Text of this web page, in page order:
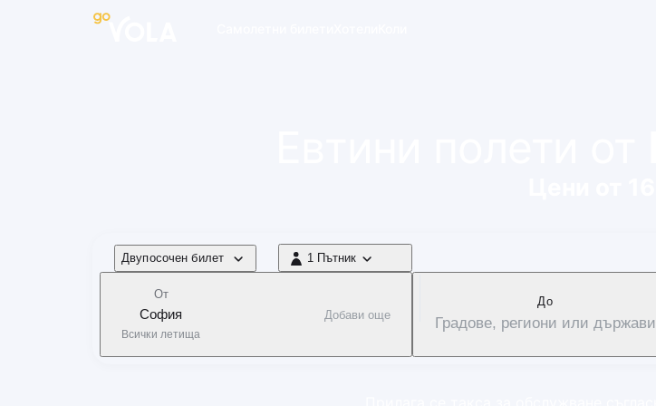
навигацията
Тип полет
Двупосочен билет 1 Пътник
1 Пътник
От
София
Всички летища
Добави още
Дo
Градове, региони или държави